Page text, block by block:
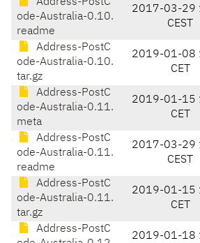
ode-Australia-0.10.
readme
2017-03-29
CEST
Address-PostC
ode-Australia-0.10.
tar.gz
2019-01-08
CET
Address-PostC
ode-Australia-0.11.
meta
2019-01-15
CET
Address-PostC
ode-Australia-0.11.
readme
2017-03-29
CEST
Address-PostC
ode-Australia-0.11.
tar.gz
2019-01-15
CET
Address-PostC
2019-01-18